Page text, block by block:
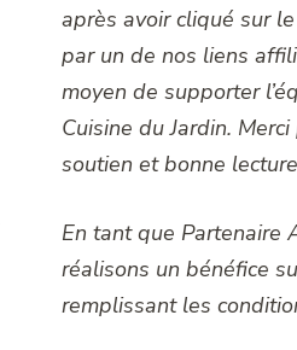
après avoir cliqué sur
par un de nos liens
moyen de supporter
Cuisine du Jardin.
soutien et bonne
En tant que Partenaire
réalisons un bénéfice
remplissant les